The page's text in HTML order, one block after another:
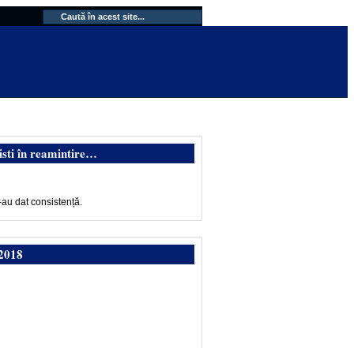
în reamintire…
dat consistență.